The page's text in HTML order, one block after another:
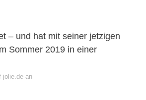
– und hat mit seiner jetzigen
Sommer 2019 in einer
jolie.de an